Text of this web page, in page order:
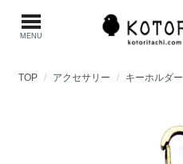
MENU
TOP アクセサリー キーホルダー